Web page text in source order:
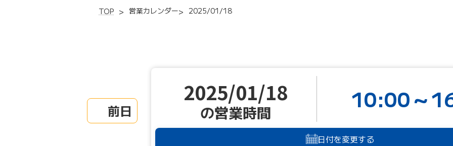
TOP 営業カレンダー 2025/01/18
前日
2025/01/18
の営業時間 10:00～
日付を変更する